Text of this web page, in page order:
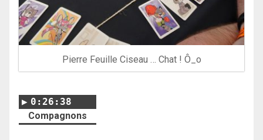
Pierre Feuille Ciseau … Chat ! Ô_o
0:26:38
Compagnons